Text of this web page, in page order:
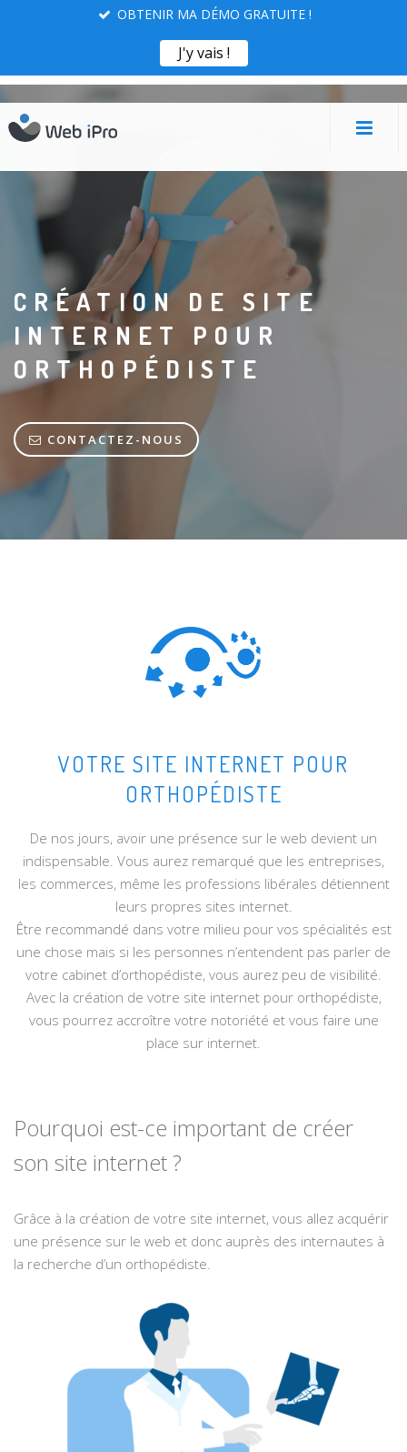
OBTENIR MA DÉMO GRATUITE !
CRÉATION DE SITE
INTERNET POUR
ORTHOPÉDISTE
CONTACTEZ-NOUS
VOTRE SITE INTERNET POUR
ORTHOPÉDISTE
De nos jours, avoir une présence sur le web devient un
indispensable. Vous aurez remarqué que les entreprises,
les commerces, même les professions libérales détiennent
leurs propres sites internet.
Être recommandé dans votre milieu pour vos spécialités est
une chose mais si les personnes n’entendent pas parler de
votre cabinet d’orthopédiste, vous aurez peu de visibilité.
Avec la création de votre site internet pour orthopédiste,
vous pourrez accroître votre notoriété et vous faire une
place sur internet.
Pourquoi est-ce important de créer
son site internet ?
Grâce à la création de votre site internet, vous allez acquérir
une présence sur le web et donc auprès des internautes à
la recherche d’un orthopédiste.
Obtenir ma démo !
J'y vais !